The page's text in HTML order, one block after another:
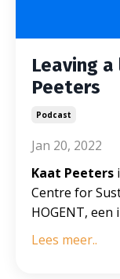
Leaving
Peeters
Podcast
Jan 20, 2022
Kaat Peeters
Centre for
HOGENT, een
Lees meer..